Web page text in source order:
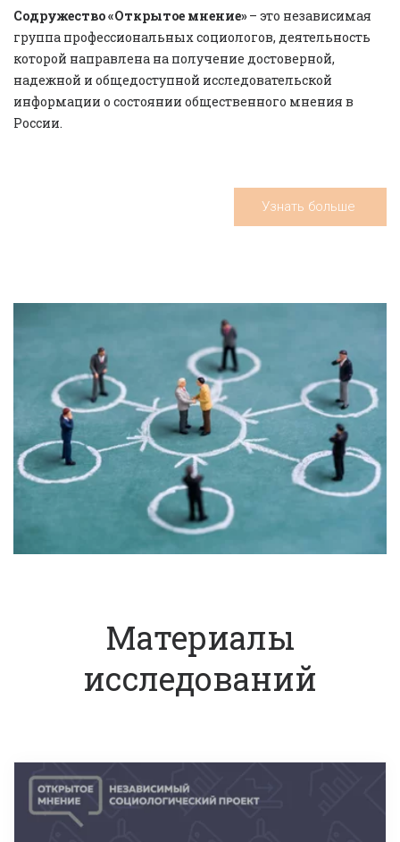
Содружество «Открытое мнение» – это независимая
группа профессиональных социологов, деятельность
которой направлена на получение достоверной,
надежной и общедоступной исследовательской
информации о состоянии общественного мнения в
России.
Узнать больше
Материалы
исследований